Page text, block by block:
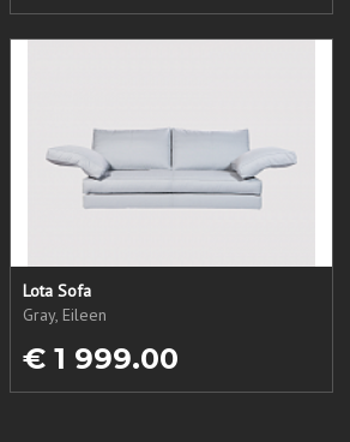
Lota Sofa
Gray, Eileen
€ 1 999.00